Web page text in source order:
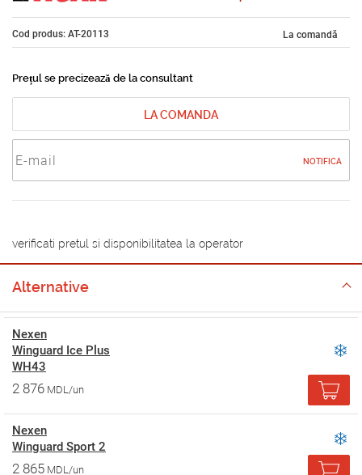
Cod produs: AT-20113 La comandă
Prețul se precizează de la consultant
LA COMANDA
NOTIFICA
verificati pretul si disponibilitatea la operator
Alternative
Nexen
Winguard Ice Plus
WH43
2 876 MDL/un
Nexen
Winguard Sport 2
2 865 MDL/un